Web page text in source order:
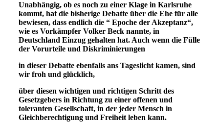
Unabhängig, ob es noch zu einer Klage in Karlsruhe
kommt, hat die bisherige Debatte über die Ehe für alle
bewiesen, dass endlich die “ Epoche der Akzeptanz“,
wie es Vorkämpfer Volker Beck nannte, in
Deutschland Einzug gehalten hat. Auch wenn die Fülle
der Vorurteile und Diskriminierungen
in dieser Debatte ebenfalls ans Tageslicht kamen, sind
wir froh und glücklich,
über diesen wichtigen und richtigen Schritt des
Gesetzgebers in Richtung zu einer offenen und
toleranten Gesellschaft, in der jeder Mensch in
Gleichberechtigung und Freiheit leben kann.